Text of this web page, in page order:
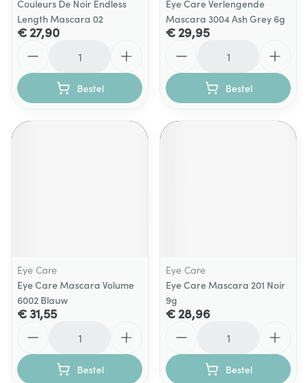
Couleurs De Noir Endless
Length Mascara 02
€ 27,90
Bestel
Eye Care Verlengende
Mascara 3004 Ash Grey 6g
€ 29,95
Bestel
Eye Care
Eye Care Mascara Volume
6002 Blauw
€ 31,55
Bestel
Eye Care
Eye Care Mascara 201 Noir
9g
€ 28,96
Bestel